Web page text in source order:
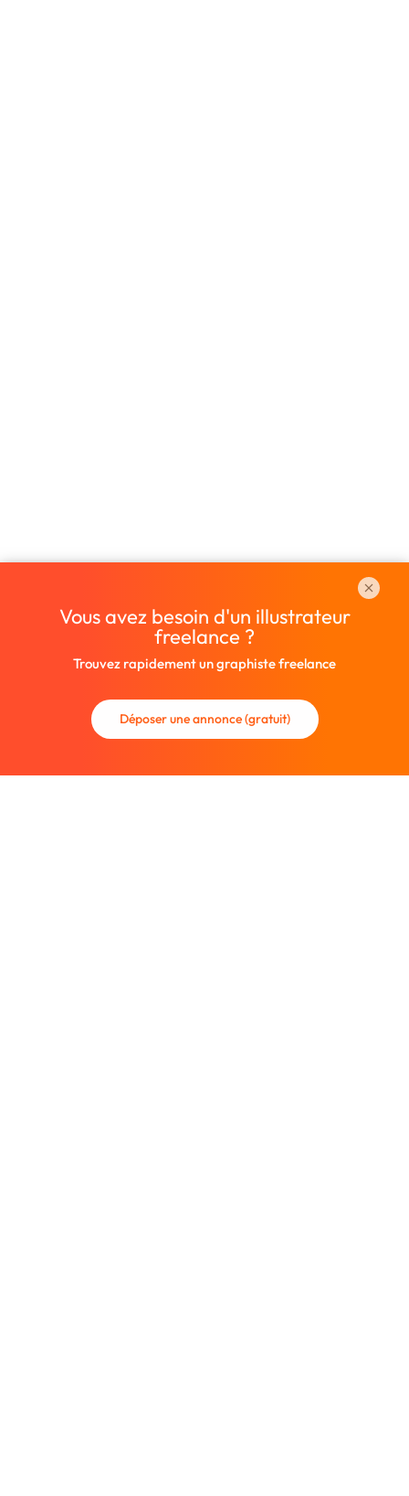
Vous avez besoin d'un illustrateur
freelance ?
Trouvez rapidement un graphiste freelance
Déposer une annonce (gratuit)